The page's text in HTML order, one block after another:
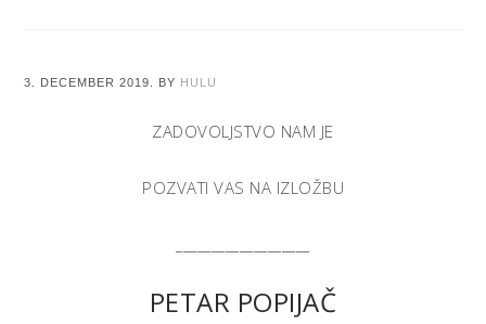
3. DECEMBER 2019. BY HULU
ZADOVOLJSTVO NAM JE
POZVATI VAS NA IZLOŽBU
PETAR POPIJAČ